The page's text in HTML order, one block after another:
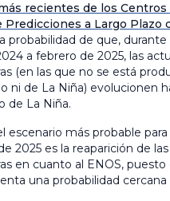
recientes de los Centros
a Largo Plazo
probabilidad de que,
a febrero de 2025, las
(en las que no se está
ni de La Niña) evolucionen
de La Niña.
escenario más probable
2025 es la reaparición de las
en cuanto al ENOS, puesto
una probabilidad cercana